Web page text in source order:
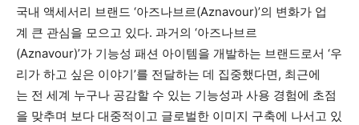
국내 액세서리 브랜드 ‘아즈나브르(Aznavour)’의 변화가 업
계 큰 관심을 모으고 있다. 과거의 ‘아즈나브르
(Aznavour)’가 기능성 패션 아이템을 개발하는 브랜드로서 ‘우
리가 하고 싶은 이야기’를 전달하는 데 집중했다면, 최근에
는 전 세계 누구나 공감할 수 있는 기능성과 사용 경험에 초점
을 맞추며 보다 대중적이고 글로벌한 이미지 구축에 나서고 있